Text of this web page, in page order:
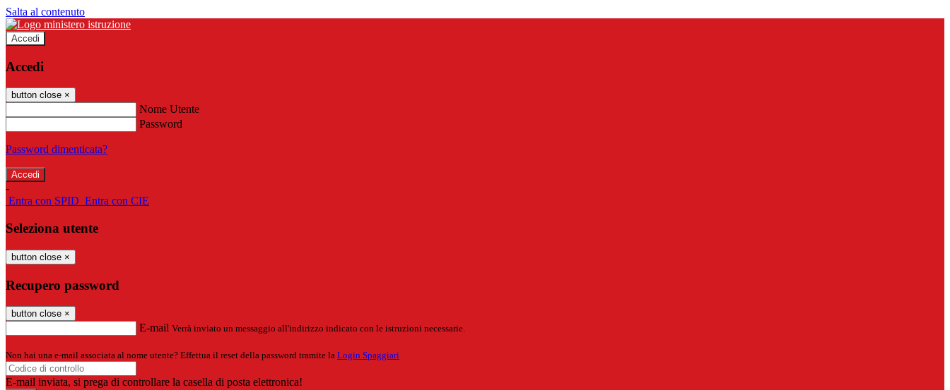
Salta al contenuto
Accedi
Accedi
button close ×
Nome Utente
Password
Password dimenticata?
-
Entra con SPID Entra con CIE
Seleziona utente
button close ×
Recupero password
button close ×
E-mail Verrà inviato un messaggio all'indirizzo indicato con le istruzioni necessarie.
Non hai una e-mail associata al nome utente? Effettua il reset della password tramite la Login Spaggiari
E-mail inviata, si prega di controllare la casella di posta elettronica!